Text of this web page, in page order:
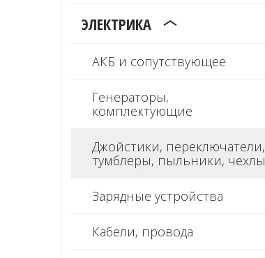
ЭЛЕКТРИКА
АКБ и сопутствующее
Генераторы,
комплектующие
Джойстики, переключатели,
тумблеры, пыльники, чехлы
Зарядные устройства
Кабели, провода